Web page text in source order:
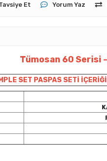
Et Yorum Yaz
Tümosan 60 Serisi
SET PASPAS SETİ İÇERİĞİ